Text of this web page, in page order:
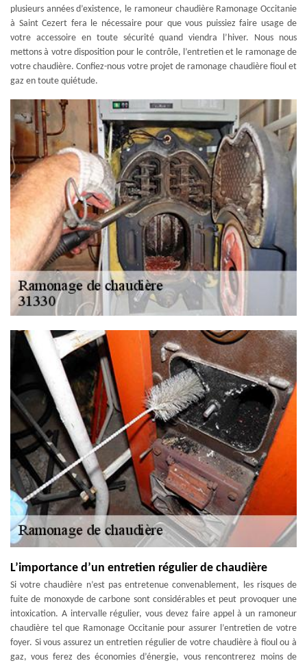
plusieurs années d’existence, le ramoneur chaudière Ramonage Occitanie
à Saint Cezert fera le nécessaire pour que vous puissiez faire usage de
votre accessoire en toute sécurité quand viendra l’hiver. Nous nous
mettons à votre disposition pour le contrôle, l’entretien et le ramonage de
votre chaudière. Confiez-nous votre projet de ramonage chaudière fioul et
gaz en toute quiétude.
L’importance d’un entretien régulier de chaudière
Si votre chaudière n’est pas entretenue convenablement, les risques de
fuite de monoxyde de carbone sont considérables et peut provoquer une
intoxication. A intervalle régulier, vous devez faire appel à un ramoneur
chaudière tel que Ramonage Occitanie pour assurer l’entretien de votre
foyer. Si vous assurez un entretien régulier de votre chaudière à fioul ou à
gaz, vous ferez des économies d’énergie, vous rencontrerez moins de